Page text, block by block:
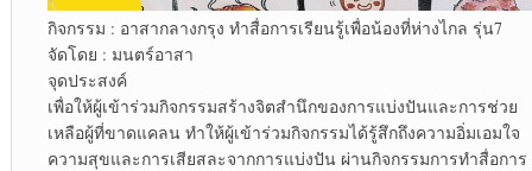
กิจกรรม : อาสากลางกรุง ทำสื่อการเรียนรู้เพื่อน้องที่ห่างไกล รุ่น7
จัดโดย : มนตร์อาสา
จุดประสงค์
เพื่อให้ผู้เข้าร่วมกิจกรรมสร้างจิตสำนึกของการแบ่งปันและการช่วย
เหลือผู้ที่ขาดแคลน ทำให้ผู้เข้าร่วมกิจกรรมได้รู้สึกถึงความอิ่มเอมใจ
ความสุขและการเสียสละจากการแบ่งปัน ผ่านกิจกรรมการทำสื่อการ